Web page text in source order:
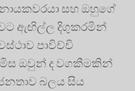
සහ ඔහුගේ
ඇඟිල්ල දිගුකරමින්
පාවිච්චි
ඔවුන් ද වගකීමකින්
බලය සිය